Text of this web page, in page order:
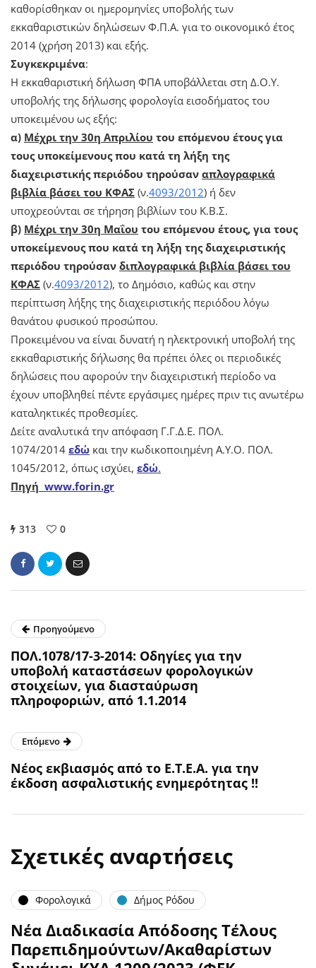
καθορίσθηκαν οι ημερομηνίες υποβολής των
εκκαθαριστικών δηλώσεων Φ.Π.Α. για το οικονομικό έτος
2014 (χρήση 2013) και εξής.
Συγκεκριμένα:
Η εκκαθαριστική δήλωση ΦΠΑ υποβάλλεται στη Δ.Ο.Υ.
υποβολής της δήλωσης φορολογία εισοδήματος του
υποκειμένου ως εξής:
α) Μέχρι την 30η Απριλίου του επόμενου έτους για
τους υποκείμενους που κατά τη λήξη της
διαχειριστικής περιόδου τηρούσαν απλογραφικά
βιβλία βάσει του ΚΦΑΣ (ν.4093/2012) ή δεν
υποχρεούνται σε τήρηση βιβλίων του Κ.Β.Σ.
β) Μέχρι την 30η Μαΐου του επόμενου έτους, για τους
υποκείμενους που κατά τη λήξη της διαχειριστικής
περιόδου τηρούσαν διπλογραφικά βιβλία βάσει του
ΚΦΑΣ (ν.4093/2012), το Δημόσιο, καθώς και στην
περίπτωση λήξης της διαχειριστικής περιόδου λόγω
θανάτου φυσικού προσώπου.
Προκειμένου να είναι δυνατή η ηλεκτρονική υποβολή της
εκκαθαριστικής δήλωσης θα πρέπει όλες οι περιοδικές
δηλώσεις που αφορούν την διαχειριστική περίοδο να
έχουν υποβληθεί πέντε εργάσιμες ημέρες πριν τις ανωτέρω
καταληκτικές προθεσμίες.
Δείτε αναλυτικά την απόφαση Γ.Γ.Δ.Ε. ΠΟΛ.
1074/2014 εδώ και την κωδικοποιημένη Α.Υ.Ο. ΠΟΛ.
1045/2012, όπως ισχύει, εδώ.
Πηγή www.forin.gr
313 0
Προηγούμενο
ΠΟΛ.1078/17-3-2014: Οδηγίες για την
υποβολή καταστάσεων φορολογικών
στοιχείων, για διασταύρωση
πληροφοριών, από 1.1.2014
Επόμενο
Νέος εκβιασμός από το Ε.Τ.Ε.Α. για την
έκδοση ασφαλιστικής ενημερότητας !!
Σχετικές αναρτήσεις
Φορολογικά Δήμος Ρόδου
Νέα Διαδικασία Απόδοσης Τέλους
Παρεπιδημούντων/Ακαθαρίστων